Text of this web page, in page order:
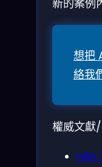
新的案例
想把
絡我
權威文獻
n8n